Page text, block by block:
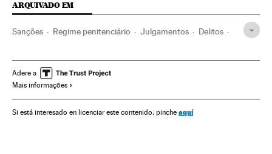
ARQUIVADO EM
Sanções Regime penitenciário Julgamentos Delitos
Violência prisional Segurança penitenciária
Sentenças condenatórias
Sentenças Assassinatos Centros penitenciários
Adere a
Mais informações
Si está interesado en licenciar este contenido, pinche aquí